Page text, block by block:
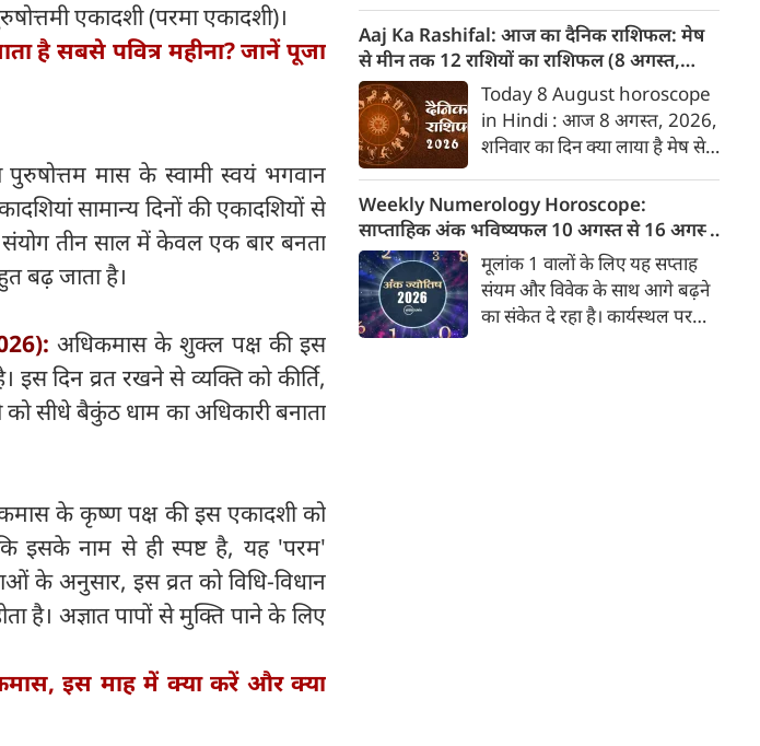
एकादशी (परमा एकादशी)।
है सबसे पवित्र महीना? जानें पूजा
मास के स्वामी स्वयं भगवान
सामान्य दिनों की एकादशियों से
तीन साल में केवल एक बार बनता
बढ़ जाता है।
अधिकमास के शुक्ल पक्ष की इस
इस दिन व्रत रखने से व्यक्ति को कीर्ति,
को सीधे बैकुंठ धाम का अधिकारी बनाता
के कृष्ण पक्ष की इस एकादशी को
इसके नाम से ही स्पष्ट है, यह 'परम'
के अनुसार, इस व्रत को विधि-विधान
है। अज्ञात पापों से मुक्ति पाने के लिए
इस माह में क्या करें और क्या
पड़ता है, तो यह एक अद्भुत और
दुर्लभ संयोग निर्मित करता है।
शनिवार का दिन भगवान शिव के परम
भक्त और न्याय के देवता शनिदेव को
समर्पित होता है। मान्यता है कि जो
भक्त शनिवार के दिन सावन में
भगवान शिव की आराधना करते हैं,
उन पर महादेव के साथ-साथ शनिदेव
की विशेष कृपा भी बरसती है और
शनि दोष (साढ़े साती या ढैय्या) के
प्रभाव शांत होते हैं।
Aaj Ka Rashifal: आज का दैनिक राशिफल: मेष
से मीन तक 12 राशियों का राशिफल (8 अगस्‍त,
2026)
Today 8 August horoscope
in Hindi : आज 8 अगस्‍त, 2026,
शनिवार का दिन क्या लाया है मेष से
डेली होरोस्कोप के अनुसार वेबदुनिया
पर दैनिक राशिफल के बारे में एकदम
सटीक जानकारी...
Weekly Numerology Horoscope:
साप्ताहिक अंक भविष्यफल 10 अगस्त से 16 अगस्त
2026): जानें आपके मूलांक का सटीक राशिफल
मूलांक 1 वालों के लिए यह सप्ताह
संयम और विवेक के साथ आगे बढ़ने
का संकेत दे रहा है। कार्यस्थल पर